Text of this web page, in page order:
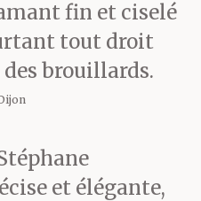
fin et ciselé
tout droit
brouillards.
et élégante,